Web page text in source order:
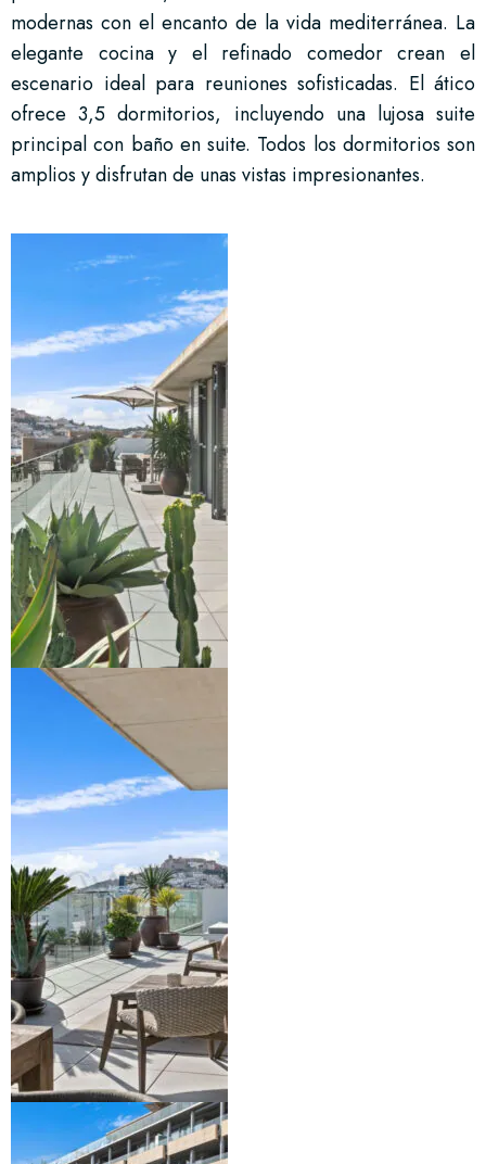
modernas con el encanto de la vida mediterránea. La
elegante cocina y el refinado comedor crean el
escenario ideal para reuniones sofisticadas. El ático
ofrece 3,5 dormitorios, incluyendo una lujosa suite
principal con baño en suite. Todos los dormitorios son
amplios y disfrutan de unas vistas impresionantes.